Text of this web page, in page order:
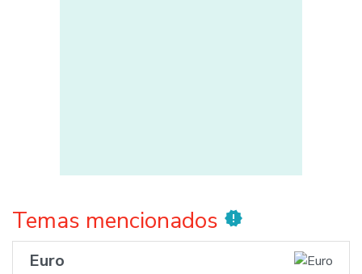
Temas mencionados new_releases
Euro